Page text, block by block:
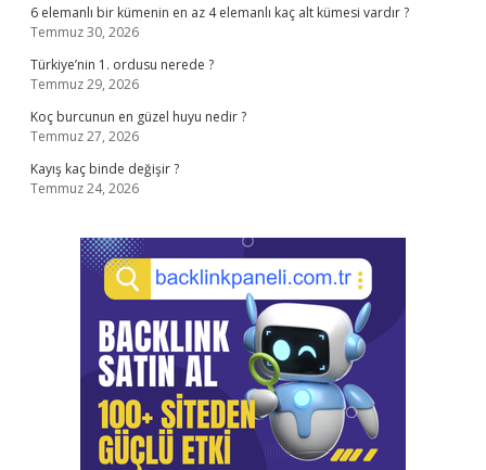
6 elemanlı bir kümenin en az 4 elemanlı kaç alt kümesi vardır ?
Temmuz 30, 2026
Türkiye’nin 1. ordusu nerede ?
Temmuz 29, 2026
Koç burcunun en güzel huyu nedir ?
Temmuz 27, 2026
Kayış kaç binde değişir ?
Temmuz 24, 2026